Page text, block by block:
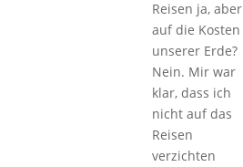
Reisen ja, aber
auf die Kosten
unserer Erde?
Nein. Mir war
klar, dass ich
nicht auf das
Reisen
verzichten